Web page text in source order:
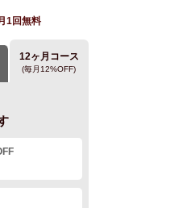
1回無料
12ヶ月コース
(毎月12%OFF)